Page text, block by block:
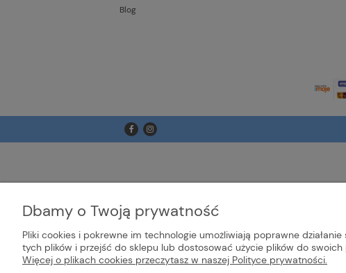
Blog
Dbamy o Twoją prywatność
Pliki cookies i pokrewne im technologie umożliwiają poprawne
tych plików i przejść do sklepu lub dostosować użycie plików do
Więcej o plikach cookies przeczytasz w naszej Polityce prywatności.